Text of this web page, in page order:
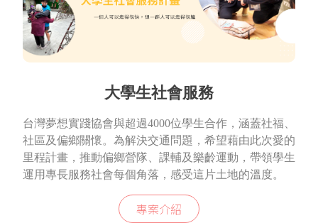
大學生社會服務
台灣夢想實踐協會與超過4000位學生合作，涵蓋社福、
社區及偏鄉關懷。為解決交通問題，希望藉由此次愛的
里程計畫，推動偏鄉營隊、課輔及樂齡運動，帶領學生
運用專長服務社會每個角落，感受這片土地的溫度。
專案介紹